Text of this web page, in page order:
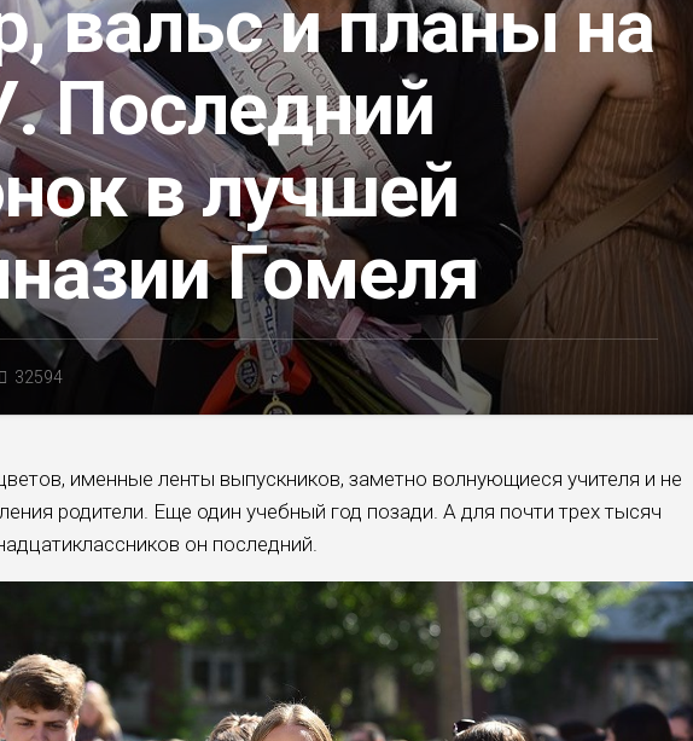
вальс и планы на
Последний
в лучшей
Гомеля
32594
именные ленты выпускников, заметно волнующиеся учителя и не
родители. Еще один учебный год позади. А для почти трех тысяч
он последний.